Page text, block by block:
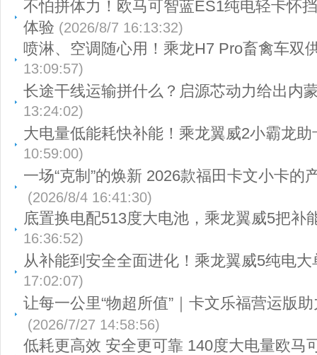
不怕拼体力！欧马可智蓝ES1纯电轻卡怀
体验 (2026/8/7 16:13:32)
喷淋、空调随心用！乘龙H7 Pro畜禽车双
13:09:57)
长途干线运输拼什么？启源芯动力给出内
13:24:02)
大电量低能耗快补能！乘龙翼威2小霸龙
10:59:00)
一场“克制”的焕新 2026款福田卡文小卡的
(2026/8/4 16:41:30)
底置换电配513度大电池，乘龙翼威5把补
16:36:52)
从补能到安全全面进化！乘龙翼威5纯电
17:02:07)
让每一公里“物超所值”｜卡文乐福营运版
(2026/7/27 14:58:56)
低耗更高效 安全更可靠 140度大电量欧马